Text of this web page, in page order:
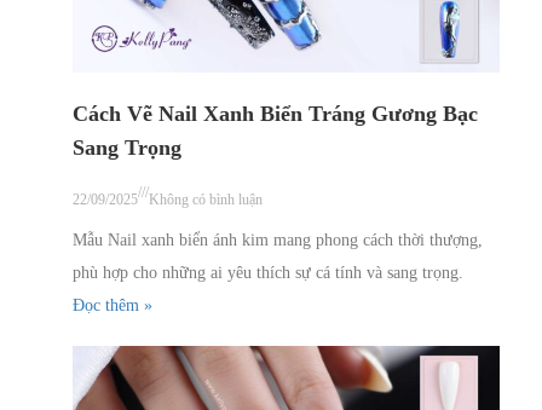
Cách Vẽ Nail Xanh Biển Tráng Gương Bạc
Sang Trọng
22/09/2025///Không có bình luận
Mẫu Nail xanh biển ánh kim mang phong cách thời thượng,
phù hợp cho những ai yêu thích sự cá tính và sang trọng.
Đọc thêm »